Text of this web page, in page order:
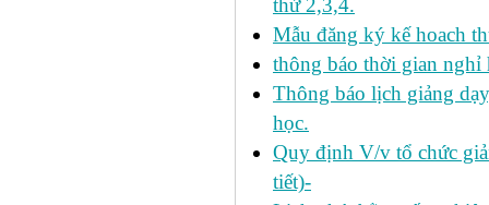
thứ 2,3,4.
Mẫu đăng ký kế hoach
thông báo thời gian
Thông báo lịch giảng
học.
Quy định V/v tổ chức
tiết)-